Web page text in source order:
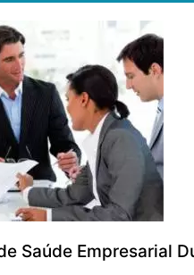
Saúde Empresarial